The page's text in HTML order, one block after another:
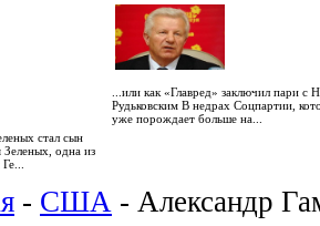
стал сын
одна из
...или как «Главред» заключил пари с
Рудьковским В недрах Соцпартии,
уже порождает больше на...
- США - Александр